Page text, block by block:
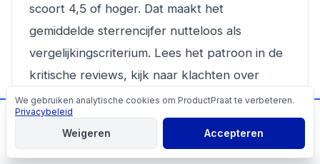
scoort 4,5 of hoger. Dat maakt het
gemiddelde sterrencijfer nutteloos als
vergelijkingscriterium. Lees het patroon in de
kritische reviews, kijk naar klachten over
motorgeluid en slijtage bij langdurig gebruik,
en check deprijsmonitorvoor het laagste
aanbod. Voor exact hetzelfde product zagen
Cookies
We gebruiken analytische cookies om ProductPraat te verbeteren.
Privacybeleid
Weigeren Accepteren
📬Mis geen producttips!
Aanmelden